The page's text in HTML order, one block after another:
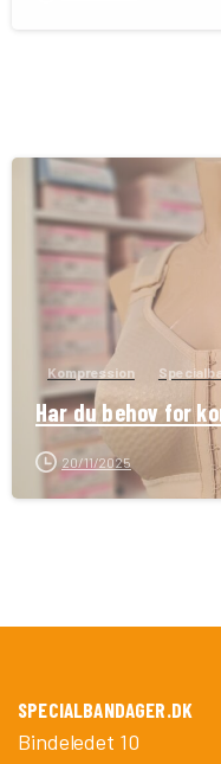
Kompression
Har du behov for
20/11/2025
SPECIALBANDAGER.DK
Bindeledet 10